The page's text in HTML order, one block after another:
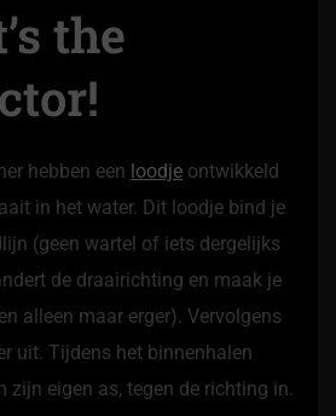
the
hebben een loodje ontwikkeld
in het water. Dit loodje bind je
(geen wartel of iets dergelijks
de draairichting en maak je
alleen maar erger). Vervolgens
uit. Tijdens het binnenhalen
zijn eigen as, tegen de richting in.